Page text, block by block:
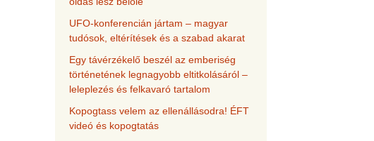
UFO-konferencián jártam – magyar
tudósok, eltérítések és a szabad akarat
Egy távérzékelő beszél az emberiség
történetének legnagyobb eltitkolásáról –
leleplezés és felkavaró tartalom
Kopogtass velem az ellenállásodra! ÉFT
videó és kopogtatás